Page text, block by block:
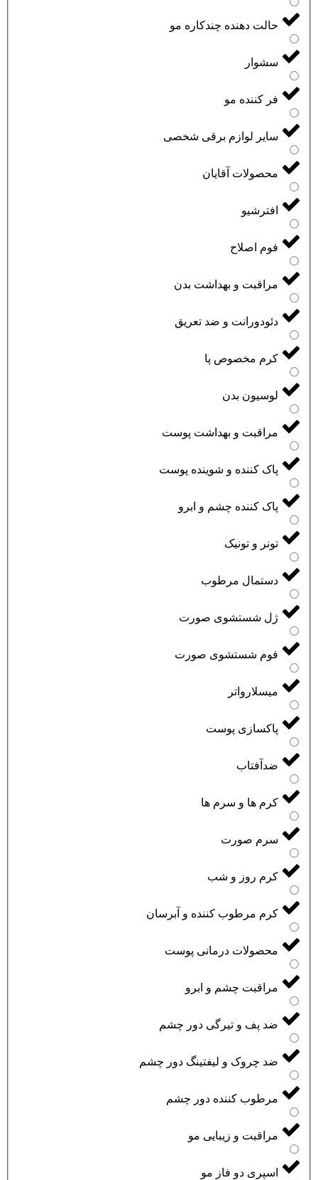
حالت دهنده چندکاره مو
سشوار
فر کننده مو
سایر لوازم برقی شخصی
محصولات آقایان
افترشیو
فوم اصلاح
مراقبت و بهداشت بدن
دئودورانت و ضد تعریق
کرم مخصوص پا
لوسیون بدن
مراقبت و بهداشت پوست
پاک کننده و شوینده پوست
پاک کننده چشم و ابرو
تونر و تونیک
دستمال مرطوب
ژل شستشوی صورت
فوم شستشوی صورت
میسلارواتر
پاکسازی پوست
ضدآفتاب
کرم ها و سرم ها
سرم صورت
کرم روز و شب
کرم مرطوب کننده و آبرسان
محصولات درمانی پوست
مراقبت چشم و ابرو
ضد پف و تیرگی دور چشم
ضد چروک و لیفتینگ دور چشم
مرطوب کننده دور چشم
مراقبت و زیبایی مو
اسپری دو فاز مو